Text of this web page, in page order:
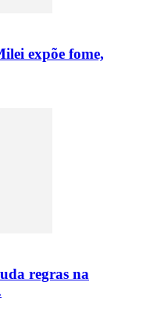
expõe fome,
regras na